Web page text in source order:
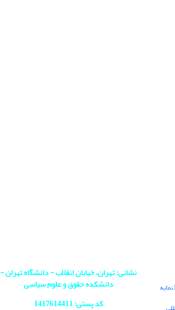
فصلنامه سیاست در پایگاه بین‌المللی ERIH PLUS نمایه
نشانی: تهران، خیابان انقلاب - دانشگاه تهران -
دانشکده حقوق و علوم سیاسی
کد پستی: 1417614411